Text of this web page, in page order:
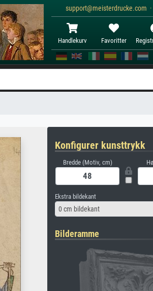
support@meisterdrucke.com
Handlekurv Favoritter
Konfigurer kunsttrykk
Bredde (Motiv, cm)
Ekstra bildekant
0 cm bildekant
Bilderamme